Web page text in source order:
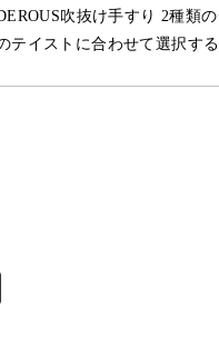
吹抜け手すり 2種類
テイストに合わせて選択す